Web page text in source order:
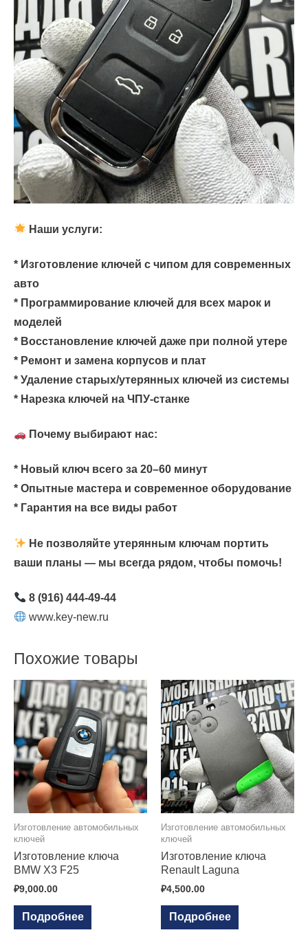
Наши услуги:
* Изготовление ключей с чипом для современных
авто
* Программирование ключей для всех марок и
моделей
* Восстановление ключей даже при полной утере
* Ремонт и замена корпусов и плат
* Удаление старых/утерянных ключей из системы
* Нарезка ключей на ЧПУ-станке
Почему выбирают нас:
* Новый ключ всего за 20–60 минут
* Опытные мастера и современное оборудование
* Гарантия на все виды работ
Не позволяйте утерянным ключам портить
ваши планы — мы всегда рядом, чтобы помочь!
8 (916) 444-49-44
www.key-new.ru
Похожие товары
Изготовление автомобильных
ключей
Изготовление ключа
BMW X3 F25
₽9,000.00
Подробнее
Изготовление автомобильных
ключей
Изготовление ключа
Renault Laguna
₽4,500.00
Подробнее